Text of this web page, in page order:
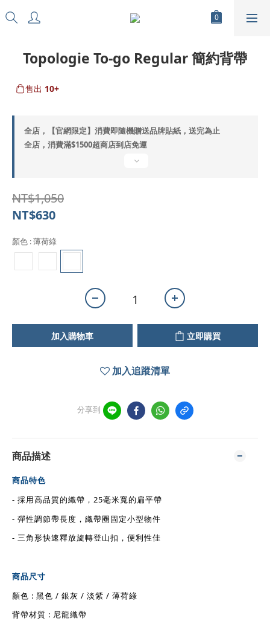
Topologie To-go Regular 簡約背帶
售出 10+
全店，【官網限定】消費即隨機贈送品牌貼紙，送完為止
全店，消費滿$1500超商店到店免運
NT$1,050
NT$630
顏色 : 薄荷綠
加入購物車 立即購買
加入追蹤清單
分享到
商品描述
商品特色
- 採用高品質的織帶， 25毫米寬的扁平帶
- 彈性調節帶長度，織帶圈固定小型物件
- 三角形快速釋放旋轉登山扣，便利性佳
商品尺寸
顏色 : 黑色 / 銀灰 / 淡紫 / 薄荷綠
背帶材質 : 尼龍織帶